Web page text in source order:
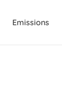
Emissions